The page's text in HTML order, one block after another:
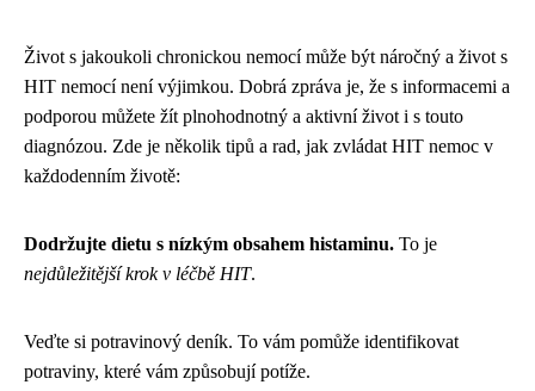
Život s jakoukoli chronickou nemocí může být náročný a život s
HIT nemocí není výjimkou. Dobrá zpráva je, že s informacemi a
podporou můžete žít plnohodnotný a aktivní život i s touto
diagnózou. Zde je několik tipů a rad, jak zvládat HIT nemoc v
každodenním životě:
Dodržujte dietu s nízkým obsahem histaminu. To je
nejdůležitější krok v léčbě HIT.
Veďte si potravinový deník. To vám pomůže identifikovat
potraviny, které vám způsobují potíže.